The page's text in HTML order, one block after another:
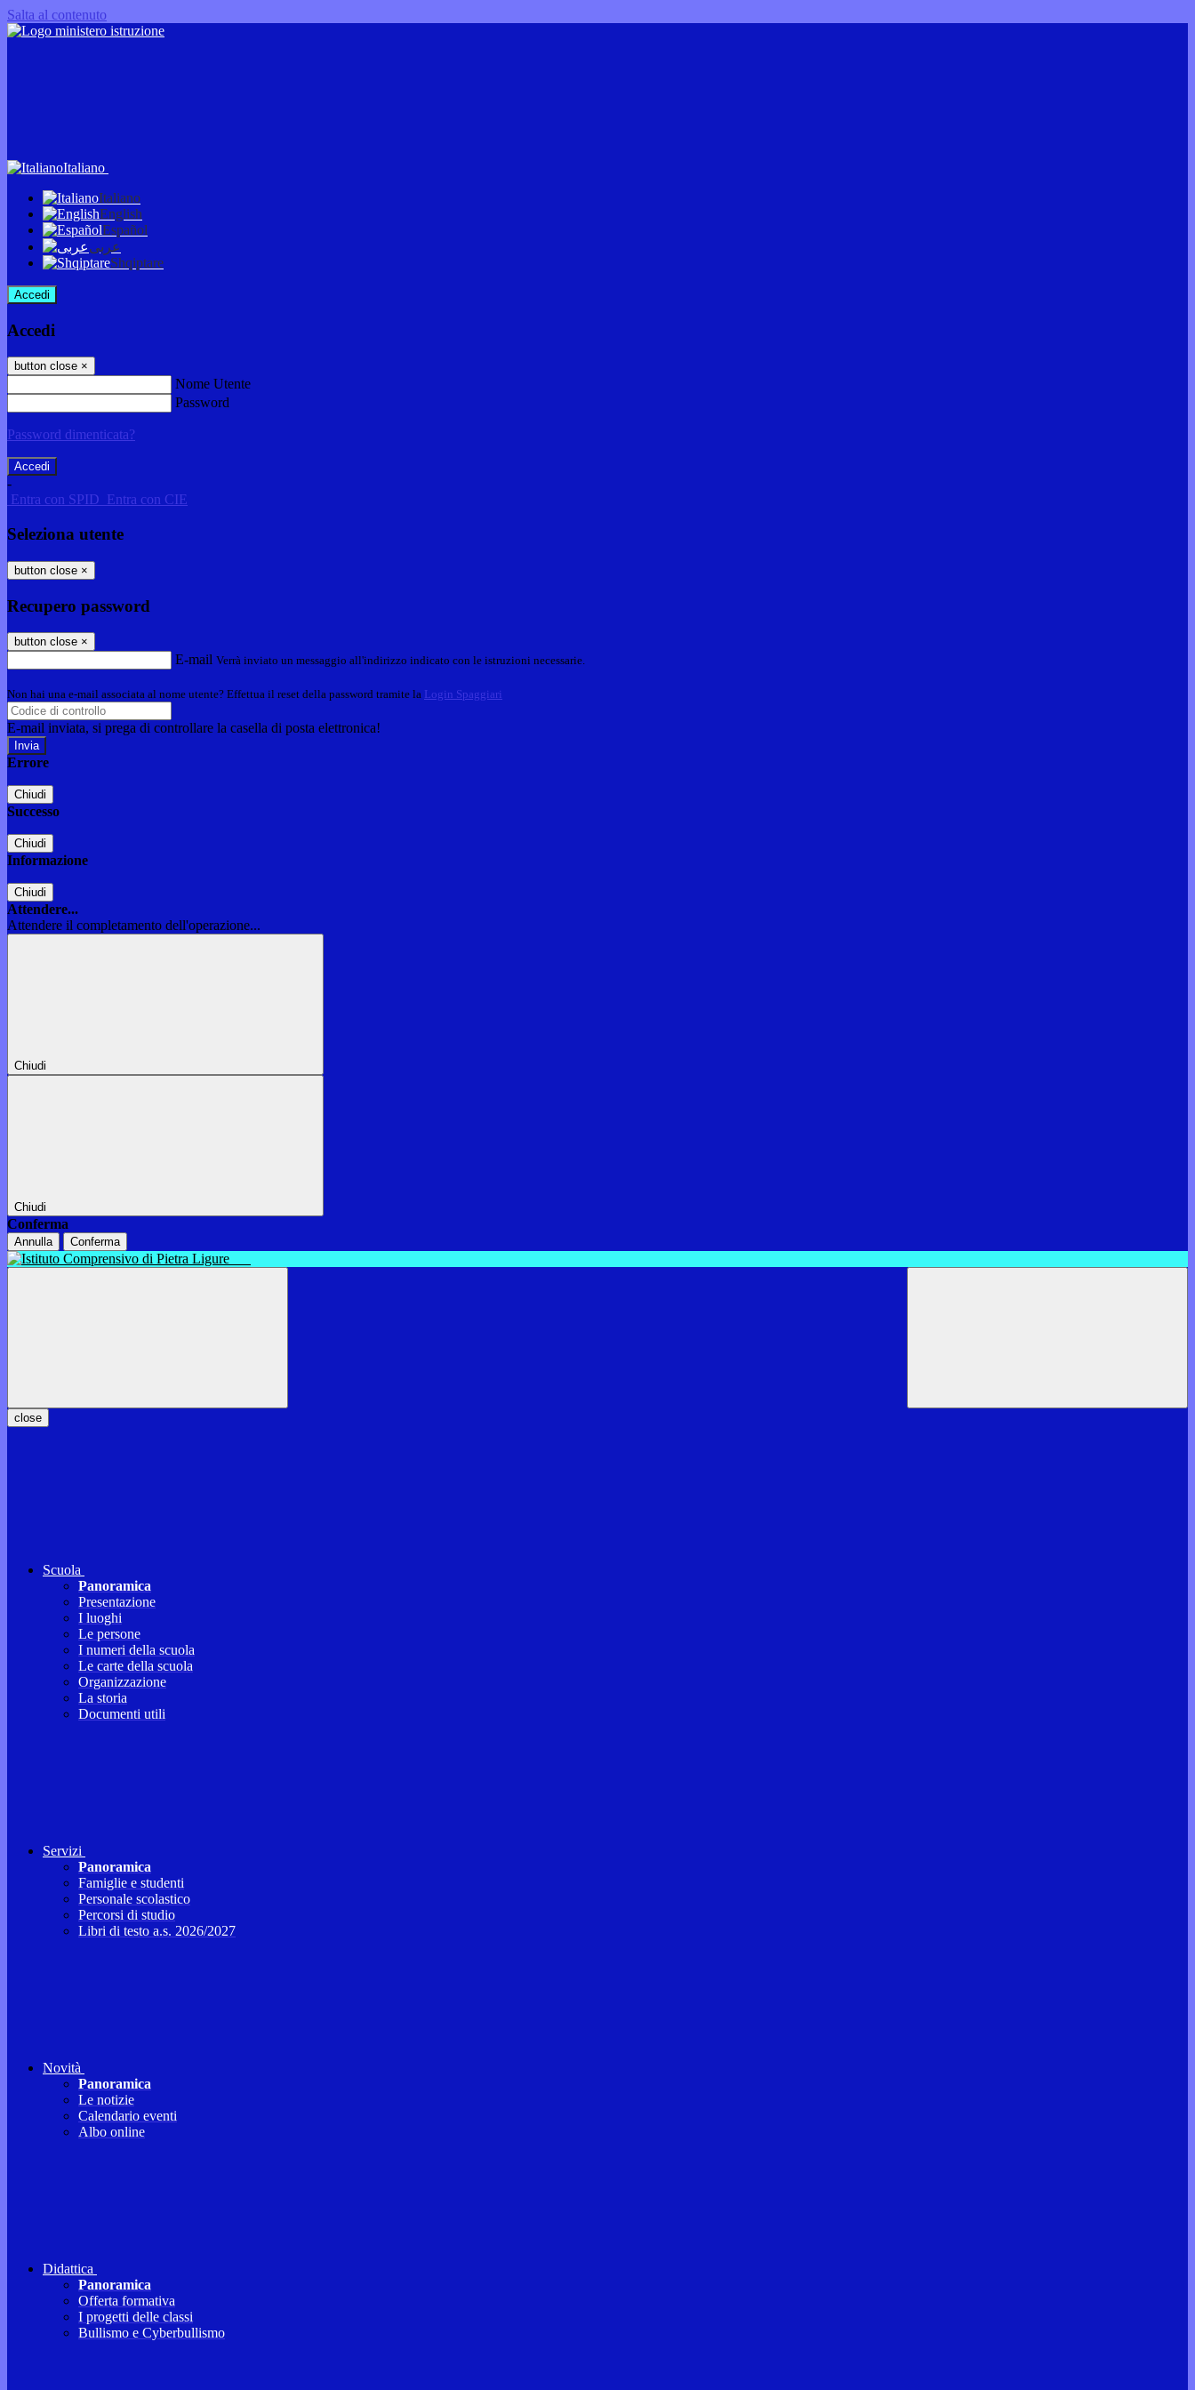
Salta al contenuto
Italiano
Italiano
English
Español
عربى
Shqiptare
Accedi
Accedi
button close ×
Nome Utente
Password
Password dimenticata?
-
Entra con SPID Entra con CIE
Seleziona utente
button close ×
Recupero password
button close ×
E-mail Verrà inviato un messaggio all'indirizzo indicato con le istruzioni necessarie.
Non hai una e-mail associata al nome utente? Effettua il reset della password tramite la Login Spaggiari
E-mail inviata, si prega di controllare la casella di posta elettronica!
Errore
Chiudi
Successo
Chiudi
Informazione
Chiudi
Attendere...
Attendere il completamento dell'operazione...
Chiudi
Chiudi
Conferma
Annulla Conferma
close
Scuola
Panoramica
Presentazione
I luoghi
Le persone
I numeri della scuola
Le carte della scuola
Organizzazione
La storia
Documenti utili
Servizi
Panoramica
Famiglie e studenti
Personale scolastico
Percorsi di studio
Libri di testo a.s. 2026/2027
Novità
Panoramica
Le notizie
Calendario eventi
Albo online
Didattica
Panoramica
Offerta formativa
I progetti delle classi
Bullismo e Cyberbullismo